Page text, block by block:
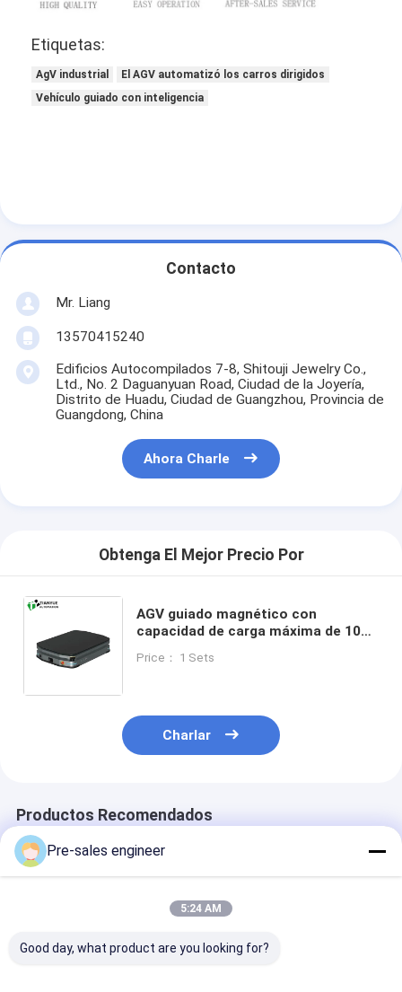
Etiquetas:
AgV industrial
El AGV automatizó los carros dirigidos
Vehículo guiado con inteligencia
Contacto
Mr. Liang
13570415240
Edificios Autocompilados 7-8, Shitouji Jewelry Co.,
Ltd., No. 2 Daguanyuan Road, Ciudad de la Joyería,
Distrito de Huadu, Ciudad de Guangzhou, Provincia de
Guangdong, China
Ahora Charle
Obtenga El Mejor Precio Por
AGV guiado magnético con
capacidad de carga máxima de 1000
m/s y precisión de navegación de
Price： 1 Sets
Charlar
Productos Recomendados
Pre-sales engineer
5:24 AM
Good day, what product are you looking for?